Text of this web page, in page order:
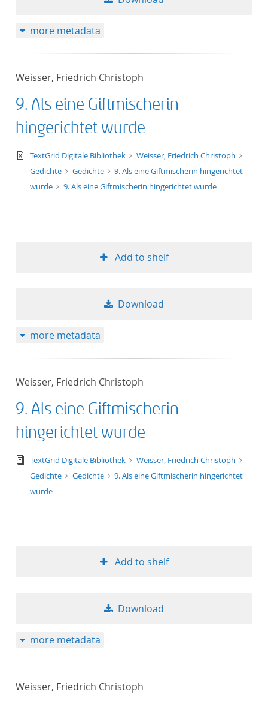
more metadata
Weisser, Friedrich Christoph
9. Als eine Giftmischerin
hingerichtet wurde
text/xml
TextGrid Digitale Bibliothek
Weisser, Friedrich Christoph
Gedichte
Gedichte
9. Als eine Giftmischerin hingerichtet
wurde
9. Als eine Giftmischerin hingerichtet wurde
Add to shelf
Download
more metadata
Weisser, Friedrich Christoph
9. Als eine Giftmischerin
hingerichtet wurde
text/tg.edition+tg.aggregation+xml
TextGrid Digitale Bibliothek
Weisser, Friedrich Christoph
Gedichte
Gedichte
9. Als eine Giftmischerin hingerichtet
wurde
Add to shelf
Download
more metadata
Weisser, Friedrich Christoph